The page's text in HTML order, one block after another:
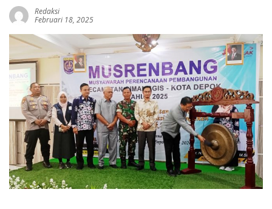
Redaksi
Februari 18, 2025